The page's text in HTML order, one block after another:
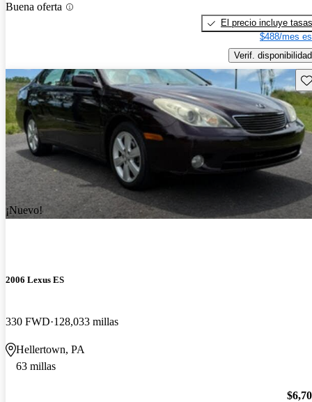
Buena oferta
El precio incluye tasas
$488/mes
Verif. disponibilidad
¡Nuevo!
2006 Lexus ES
330 FWD 128,033 millas
Hellertown, PA
63 millas